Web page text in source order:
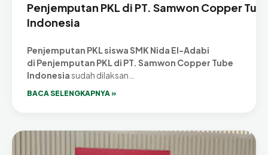
Penjemputan PKL di PT. Samwon Copper
Indonesia
Penjemputan PKL siswa SMK Nida El-Adabi
di Penjemputan PKL di PT. Samwon Copper Tube
Indonesiasudah dilaksan…
BACA SELENGKAPNYA »